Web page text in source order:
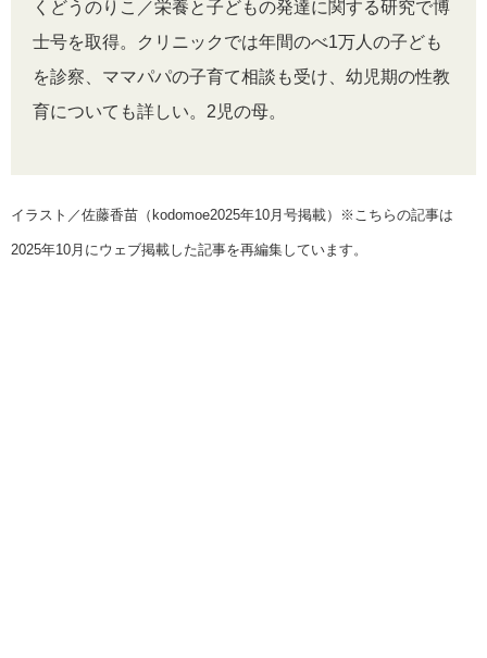
くどうのりこ／栄養と子どもの発達に関する研究で博
士号を取得。クリニックでは年間のべ1万人の子ども
を診察、ママパパの子育て相談も受け、幼児期の性教
育についても詳しい。2児の母。
イラスト／佐藤香苗（kodomoe2025年10月号掲載）※こちらの記事は
2025年10月にウェブ掲載した記事を再編集しています。